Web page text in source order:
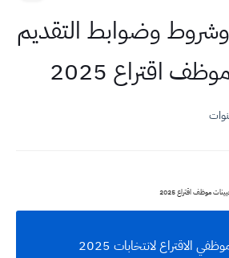
وشروط وضوابط التقديم
اقتراع 2025
موظف اقتراع 2025
الاقتراع لانتخابات 2025